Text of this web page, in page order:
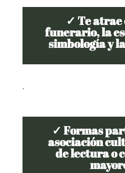
✓ Te
funerario, la
simbología y
.
✓ Formas
asociación
de lectura o